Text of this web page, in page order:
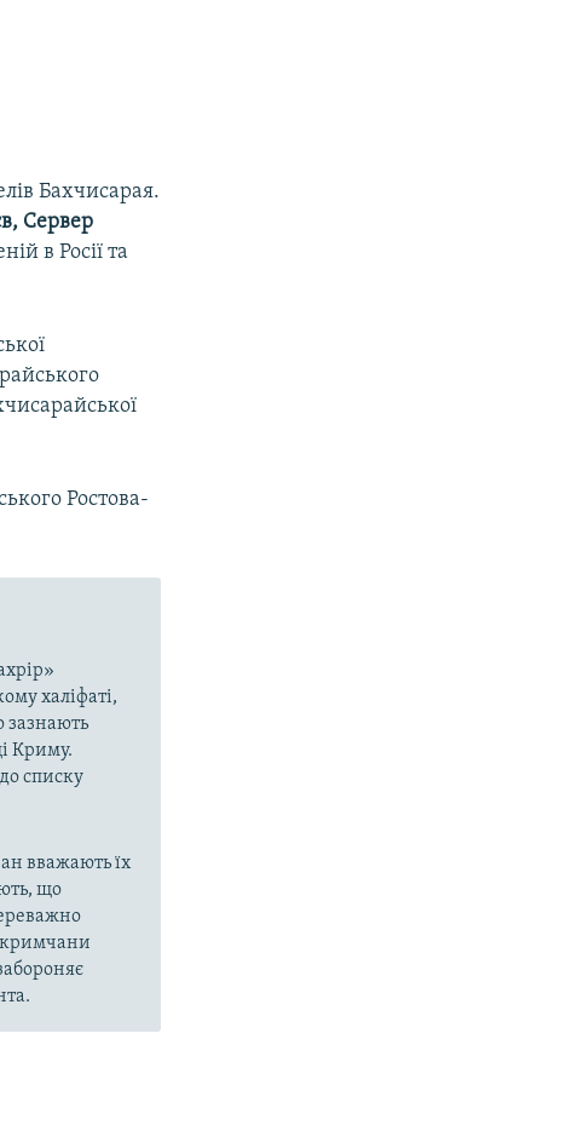
Бахчисарая.
Сервер
в Росії та
Ростова-
халіфаті,
зазнають
Криму.
списку
вважають їх
що
кримчани